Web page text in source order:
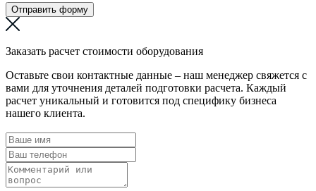
Отправить форму
Заказать расчет стоимости оборудования
Оставьте свои контактные данные – наш менеджер свяжется с
вами для уточнения деталей подготовки расчета. Каждый
расчет уникальный и готовится под специфику бизнеса
нашего клиента.